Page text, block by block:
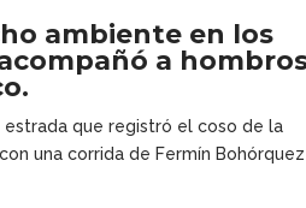
ambiente en los
a
estrada que registró el coso de la
una corrida de Fermín Bohórquez